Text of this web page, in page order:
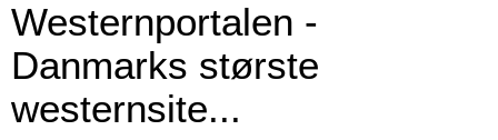
Westernportalen -
Danmarks største
westernsite...